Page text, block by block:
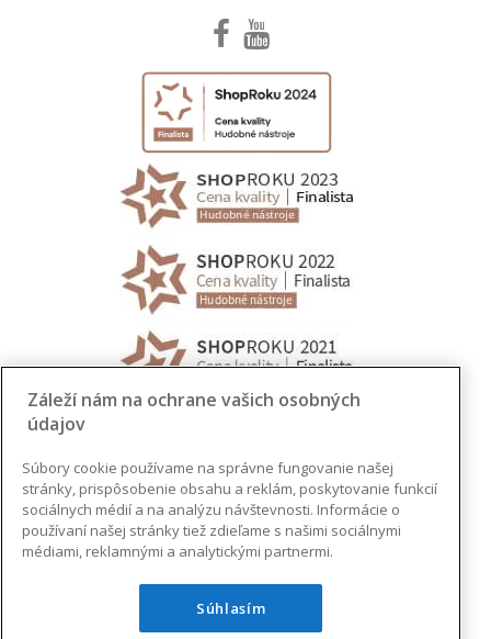
Záleží nám na ochrane vašich osobných
údajov
Súbory cookie používame na správne fungovanie našej
stránky, prispôsobenie obsahu a reklám, poskytovanie funkcií
sociálnych médií a na analýzu návštevnosti. Informácie o
používaní našej stránky tiež zdieľame s našimi sociálnymi
médiami, reklamnými a analytickými partnermi.
Súhlasím